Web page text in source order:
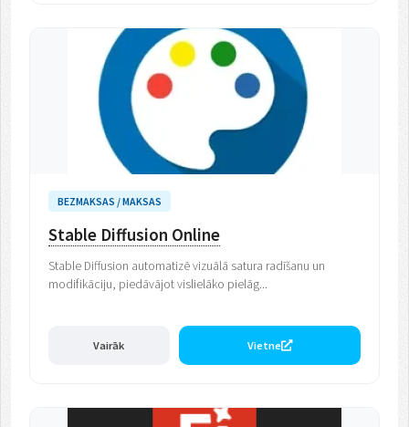
BEZMAKSAS / MAKSAS
Stable Diffusion Online
Stable Diffusion automatizē vizuālā satura radīšanu un
modifikāciju, piedāvājot vislielāko pielāg...
Vairāk Vietne